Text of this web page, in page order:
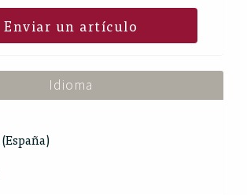
Enviar un artículo
Idioma